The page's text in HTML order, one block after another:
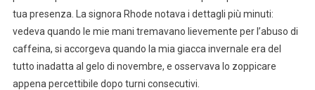
tua presenza. La signora Rhode notava i dettagli più minuti:
vedeva quando le mie mani tremavano lievemente per l’abuso di
caffeina, si accorgeva quando la mia giacca invernale era del
tutto inadatta al gelo di novembre, e osservava lo zoppicare
appena percettibile dopo turni consecutivi.